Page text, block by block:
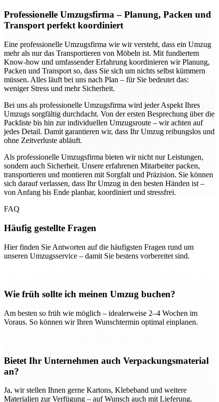
Professionelle Umzugsfirma – Planung, Packen und
Transport perfekt koordiniert
Eine professionelle Umzugsfirma wie wir versteht, dass ein Umzug
mehr als nur das Transportieren von Möbeln ist. Mit fundiertem
Know-how und umfassender Erfahrung koordinieren wir Planung,
Packen und Transport so, dass Sie sich um nichts selbst kümmern
müssen. Alles läuft bei uns nach Plan – für Sie bedeutet das:
weniger Stress und mehr Sicherheit.
Bei uns als professionelle Umzugsfirma wird jeder Aspekt Ihres
Umzugs sorgfältig durchdacht. Von der ersten Besprechung über die
Packliste bis hin zur individuellen Umzugsroute – wir achten auf
jedes Detail. Damit garantieren wir, dass Ihr Umzug reibungslos und
ohne Zeitverluste abläuft.
Als professionelle Umzugsfirma bieten wir nicht nur Leistungen,
sondern auch Sicherheit. Unsere erfahrenen Mitarbeiter packen,
transportieren und montieren mit Sorgfalt und Präzision. Sie können
sich darauf verlassen, dass Ihr Umzug in den besten Händen ist –
von Anfang bis Ende planbar, koordiniert und stressfrei.
FAQ
Häufig gestellte Fragen
Hier finden Sie Antworten auf die häufigsten Fragen rund um
unseren Umzugsservice – damit Sie bestens vorbereitet sind.
Wie früh sollte ich meinen Umzug buchen?
Am besten so früh wie möglich – idealerweise 2–4 Wochen im
Voraus. So können wir Ihren Wunschtermin optimal einplanen.
Bietet Ihr Unternehmen auch Verpackungsmaterial
an?
Ja, wir stellen Ihnen gerne Kartons, Klebeband und weitere
Materialien zur Verfügung – auf Wunsch auch mit Lieferung.